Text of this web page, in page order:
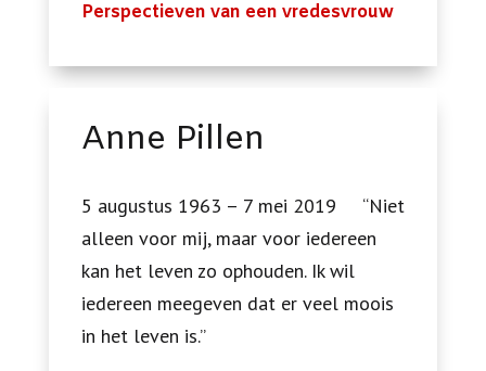
Perspectieven van een vredesvrouw
Anne Pillen
5 augustus 1963 – 7 mei 2019 “Niet
alleen voor mij, maar voor iedereen
kan het leven zo ophouden. Ik wil
iedereen meegeven dat er veel moois
in het leven is.”